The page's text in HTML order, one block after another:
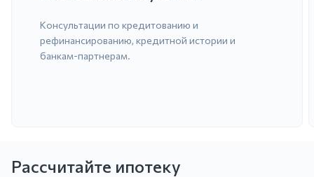
Консультации по кредитованию и
рефинансированию, кредитной истории и
банкам-партнерам.
Рассчитайте ипотеку